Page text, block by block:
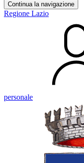
Continua la navigazione
Regione Lazio
personale